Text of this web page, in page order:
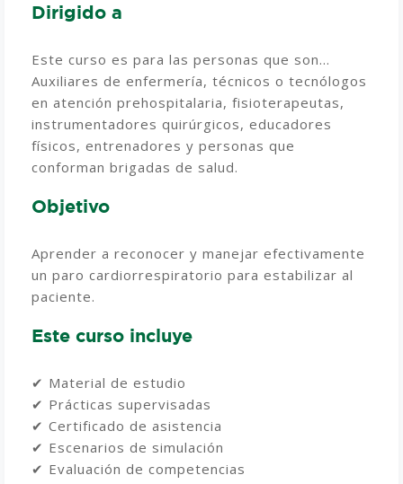
Dirigido a
Este curso es para las personas que son…
Auxiliares de enfermería, técnicos o tecnólogos
en atención prehospitalaria, fisioterapeutas,
instrumentadores quirúrgicos, educadores
físicos, entrenadores y personas que
conforman brigadas de salud.
Objetivo
Aprender a reconocer y manejar efectivamente
un paro cardiorrespiratorio para estabilizar al
paciente.
Este curso incluye
✔ Material de estudio
✔ Prácticas supervisadas
✔ Certificado de asistencia
✔ Escenarios de simulación
✔ Evaluación de competencias